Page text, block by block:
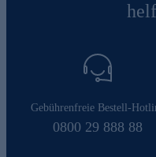
Gebührenfreie Bestell-
0800 29 888 88